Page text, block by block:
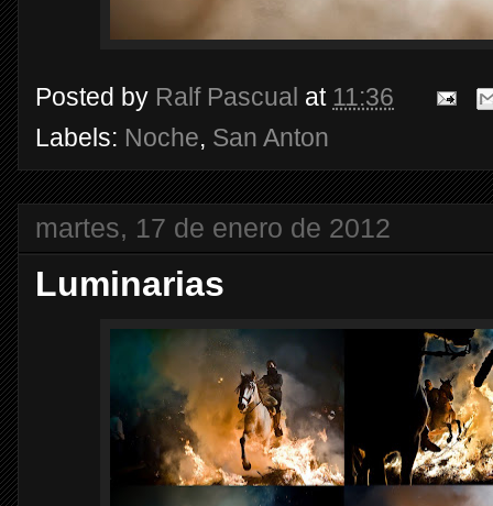
Posted by Ralf Pascual at 11:36
Labels: Noche, San Anton
martes, 17 de enero de 2012
Luminarias